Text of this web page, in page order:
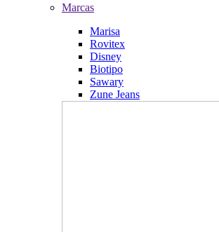
Marcas
Marisa
Rovitex
Disney
Biotipo
Sawary
Zune Jeans